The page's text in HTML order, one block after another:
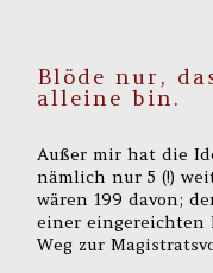
Blöde nur,
alleine bin.
Außer mir hat die
nämlich nur 5 (!)
wären 199 davon;
einer eingereichten
Weg zur